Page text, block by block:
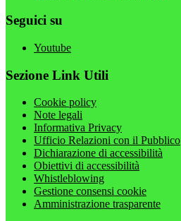
Seguici su
Youtube
Sezione Link Utili
Cookie policy
Note legali
Informativa Privacy
Ufficio Relazioni con il Pubblico
Dichiarazione di accessibilità
Obiettivi di accessibilità
Whistleblowing
Gestione consensi cookie
Amministrazione trasparente